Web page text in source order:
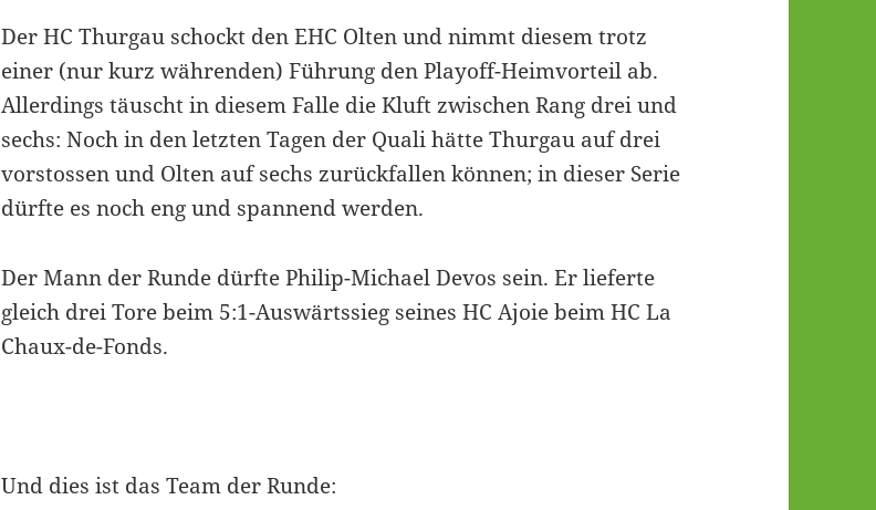
Der HC Thurgau schockt den EHC Olten und nimmt diesem trotz
einer (nur kurz währenden) Führung den Playoff-Heimvorteil ab.
Allerdings täuscht in diesem Falle die Kluft zwischen Rang drei und
sechs: Noch in den letzten Tagen der Quali hätte Thurgau auf drei
vorstossen und Olten auf sechs zurückfallen können; in dieser Serie
dürfte es noch eng und spannend werden.
Der Mann der Runde dürfte Philip-Michael Devos sein. Er lieferte
gleich drei Tore beim 5:1-Auswärtssieg seines HC Ajoie beim HC La
Chaux-de-Fonds.
Und dies ist das Team der Runde: